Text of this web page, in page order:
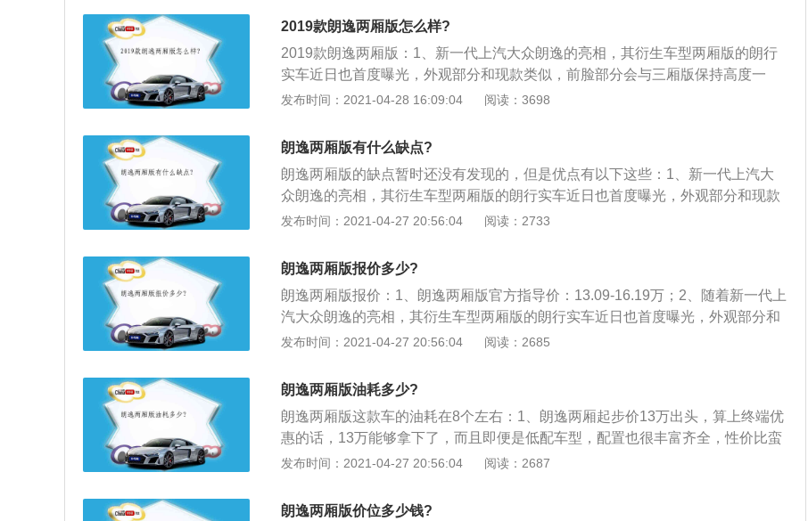
机。1.5升自然吸气发动机有113马力和145牛米的最大扭矩，这款发动机能在600
0转每分钟时输出最大功率，能在3900转每分钟时输出最大扭矩。这款发动机搭
载了多点电喷技术，并且使用了铝合金缸盖缸体。与这款发动机匹配的是5速手
动变速箱或6at变速箱。1.2升涡轮增压发动机有116马力和200牛米的最大扭矩，
这款发动机的最大功率转速为5000转每分钟，最大扭矩转速为2000到3500转每
动机匹配的是7速双离合变速箱。1.4升涡轮增压发动机有150马力和250牛米的最
大扭矩，这款发动机能在5000转每分钟时输出最大功率，能在1750到3000转每
分钟时输出最大扭矩。这款发动机搭载了缸内直喷技术，并且使用了铝合金缸盖
2019款朗逸两厢版怎么样?
2019款朗逸两厢版：1、新一代上汽大众朗逸的亮相，其衍生车型两厢版的朗行
实车近日也首度曝光，外观部分和现款类似，前脸部分会与三厢版保持高度一
致；2、采用比现款开口更大的中网，横向的格栅也是大众一贯的作风，而大灯
款相比虽然在造型上发生了变化，但是还是十分熟悉的感觉，中庸但不失大气。
发布时间：2021-04-28 16:09:04 阅读：3698
朗逸两厢版有什么缺点?
朗逸两厢版的缺点暂时还没有发现的，但是优点有以下这些：1、新一代上汽大
众朗逸的亮相，其衍生车型两厢版的朗行实车近日也首度曝光，外观部分和现款
类似，前脸部分会与三厢版保持高度一致；2、采用比现款开口更大的中网，横
代的设计风格；3、前脸整体造型和现款相比虽然在造型上发生了变化，但是还
是十分熟悉的感觉，中庸但不失大气。
发布时间：2021-04-27 20:56:04 阅读：2733
朗逸两厢版报价多少?
朗逸两厢版报价：1、朗逸两厢版官方指导价：13.09-16.19万；2、随着新一代上
汽大众朗逸的亮相，其衍生车型两厢版的朗行实车近日也首度曝光，外观部分和
现款类似，前脸部分会与三厢版保持高度一致，采用比现款开口更大的中网，横
代的设计风格，前脸整体造型和现款相比虽然在造型上发生了变化，但是还是十
分熟悉的感觉，中庸但不失大气；3、前脸部分与三厢版的新朗逸相比唯一不同
的是前杠下部横贯式的黑色格栅部分，三厢版的中高配此位置的镀铬饰条是直线
式的，而这辆两厢版的朗逸此位置的镀铬装饰件则是类似于梯形的造型。而两厢
版的低配和三厢版低配一样，都是没有前雾灯的。高低配的大灯组内部结构也有
成，看上去低配倒是低配的视觉效果更好一些；
发布时间：2021-04-27 20:56:04 阅读：2685
朗逸两厢版油耗多少?
朗逸两厢版这款车的油耗在8个左右：1、朗逸两厢起步价13万出头，算上终端优
惠的话，13万能够拿下了，而且即便是低配车型，配置也很丰富齐全，性价比蛮
高的；2、而且，朗逸两厢是一款各方面表现都相当出色的两厢车型，外形时尚
了两款发动机，分别为1.2T和1.4T的发动机，动力足，油耗低。
发布时间：2021-04-27 20:56:04 阅读：2687
朗逸两厢版价位多少钱?